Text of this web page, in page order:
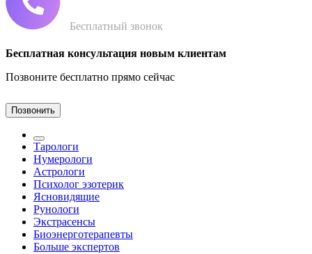
Бесплатный звонок
Бесплатная консультация новым клиентам
Позвоните бесплатно прямо сейчас
Позвонить
Тарологи
Нумерологи
Астрологи
Психолог эзотерик
Ясновидящие
Рунологи
Экстрасенсы
Биоэнерготерапевты
Больше экспертов